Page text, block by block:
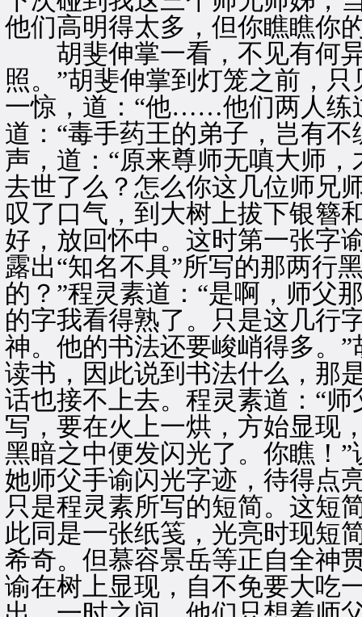
他们高明得太多，但你瞧瞧你
胡斐伸掌一看，不见有何异
照。”胡斐伸掌到灯笼之前，
一惊，道：“他……他们两人练
道：“毒手药王的弟子，岂有
声，道：“原来尊师无嗔大师
去世了么？怎么你这几位师兄
叹了口气，到大树上拔下银簪
好，放回怀中。这时第一张字
露出“知名不具”所写的那两行
的？”程灵素道：“是啊，师父
的字我看得熟了。只是这几行
神。他的书法还要峻峭得多。
读书，因此说到书法什么，那
话也接不上去。程灵素道：“
写，要在火上一烘，方始显现
黑暗之中便发闪光了。你瞧！
她师父手谕闪光字迹，待得点
只是程灵素所写的短简。这短
此同是一张纸笺，光亮时现短
希奇。但慕容景岳等正自全神
谕在树上显现，自不免要大吃